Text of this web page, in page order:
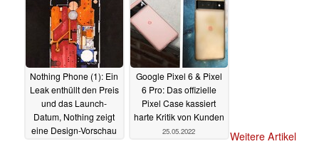
Nothing Phone (1): Ein
Leak enthüllt den Preis
und das Launch-
Datum, Nothing zeigt
eine Design-Vorschau
Google Pixel 6 & Pixel
6 Pro: Das offizielle
Pixel Case kassiert
harte Kritik von Kunden
25.05.2022
Weitere Artikel